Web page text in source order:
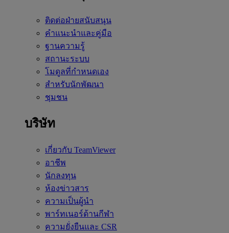
ติดต่อฝ่ายสนับสนุน
คำแนะนำและคู่มือ
ฐานความรู้
สถานะระบบ
โมดูลที่กำหนดเอง
สำหรับนักพัฒนา
ชุมชน
บริษัท
เกี่ยวกับ TeamViewer
อาชีพ
นักลงทุน
ห้องข่าวสาร
ความเป็นผู้นำ
พาร์ทเนอร์ด้านกีฬา
ความยั่งยืนและ CSR